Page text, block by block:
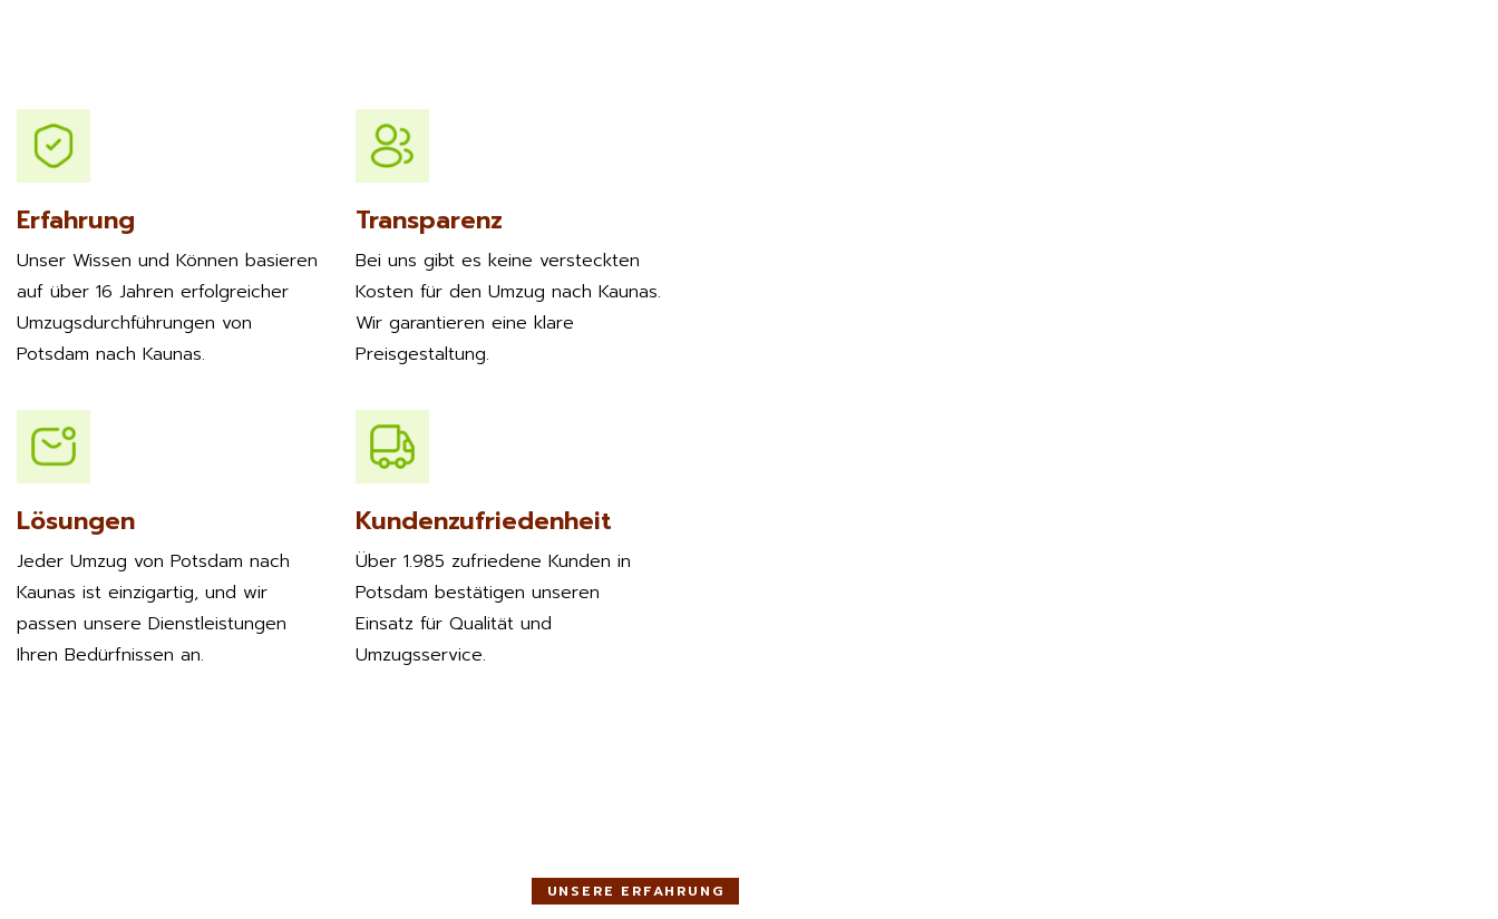
Erfahrung
Unser Wissen und Können basieren
auf über 16 Jahren erfolgreicher
Umzugsdurchführungen von
Potsdam nach Kaunas.
Lösungen
Jeder Umzug von Potsdam nach
Kaunas ist einzigartig, und wir
passen unsere Dienstleistungen
Ihren Bedürfnissen an.
Transparenz
Bei uns gibt es keine versteckten
Kosten für den Umzug nach Kaunas.
Wir garantieren eine klare
Preisgestaltung.
Kundenzufriedenheit
Über 1.985 zufriedene Kunden in
Potsdam bestätigen unseren
Einsatz für Qualität und
Umzugsservice.
UNSERE ERFAHRUNG